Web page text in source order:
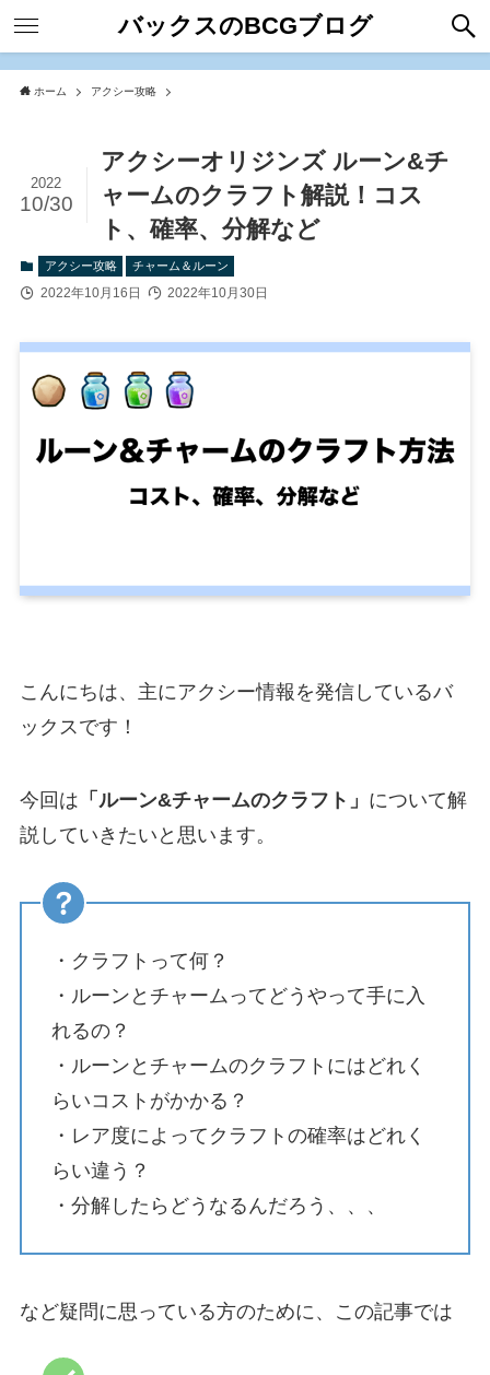
バックスのBCGブログ
ホーム アクシー攻略
アクシーオリジンズ ルーン&チ
ャームのクラフト解説！コス
ト、確率、分解など
2022
10/30
アクシー攻略 チャーム＆ルーン
2022年10月16日 2022年10月30日
こんにちは、主にアクシー情報を発信しているバ
ックスです！
今回は 「ルーン&チャームのクラフト」 について解
説していきたいと思います。
・クラフトって何？
・ルーンとチャームってどうやって手に入
れるの？
・ルーンとチャームのクラフトにはどれく
らいコストがかかる？
・レア度によってクラフトの確率はどれく
らい違う？
・分解したらどうなるんだろう、、、
など疑問に思っている方のために、この記事では